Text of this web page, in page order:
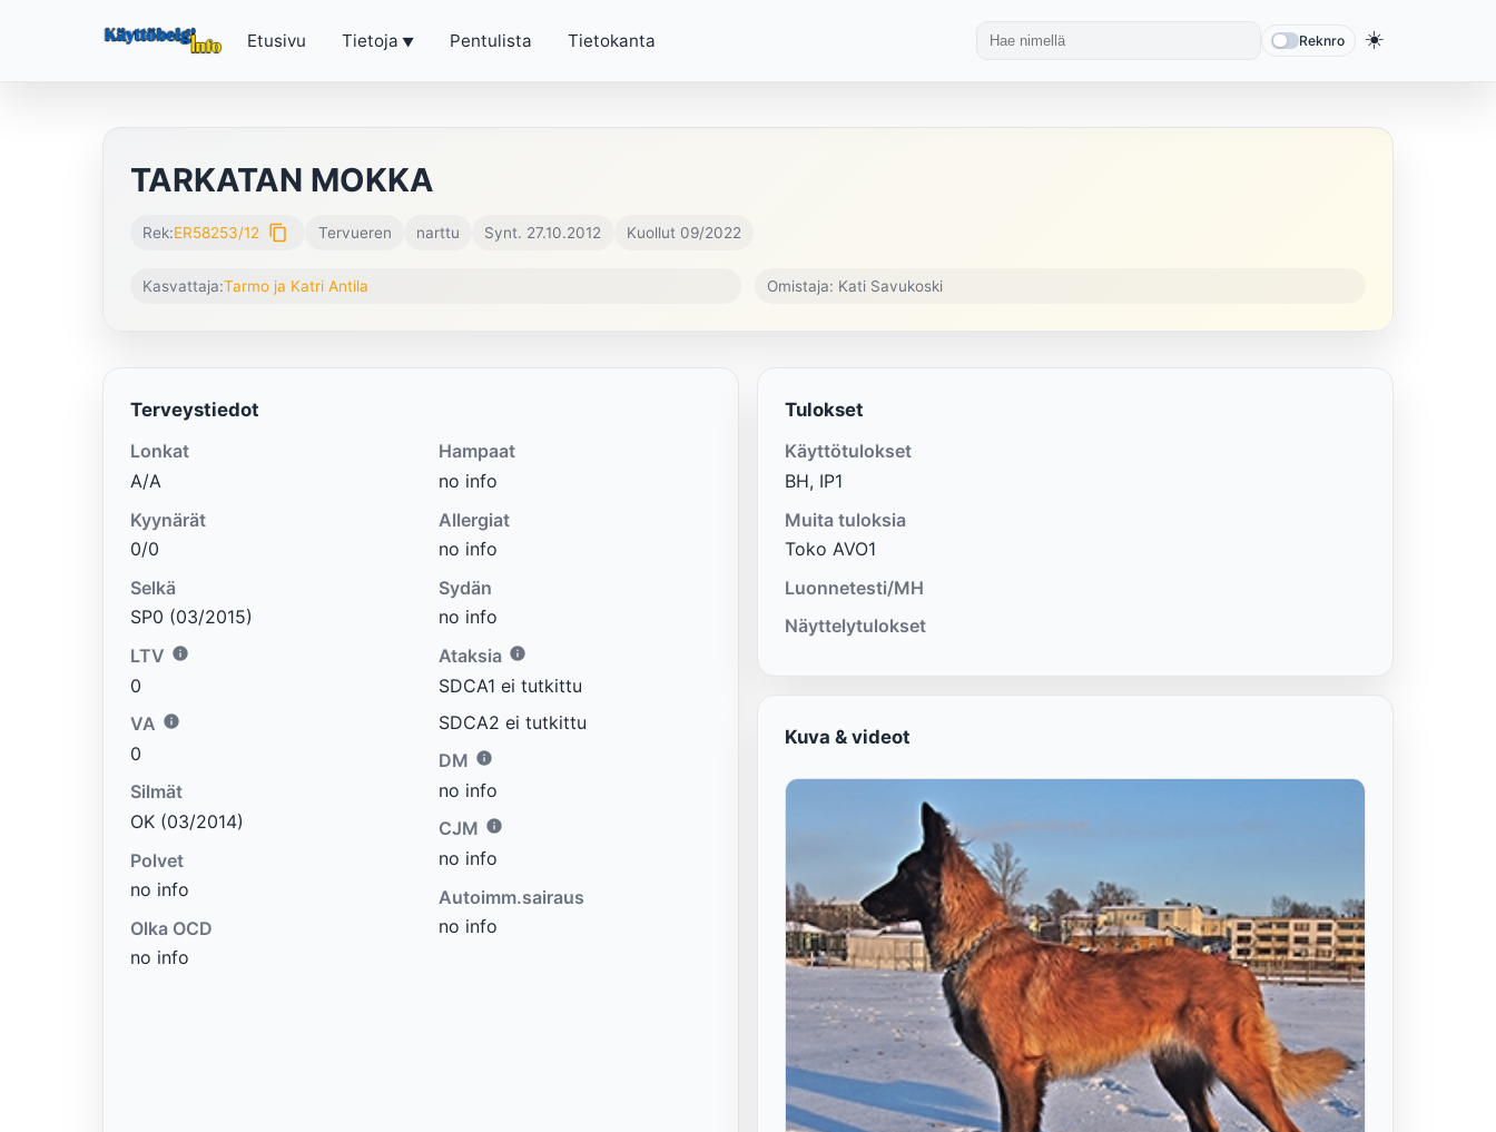
Etusivu Tietoja Pentulista Tietokanta Reknro ☀️
TARKATAN MOKKA
Rek:ER58253/12 content_copy Tervueren narttu Synt. 27.10.2012 Kuollut 09/2022
Kasvattaja:Tarmo ja Katri Antila Omistaja: Kati Savukoski
Terveystiedot
Lonkat
A/A
Kyynärät
0/0
Selkä
SP0 (03/2015)
LTV
0
VA
0
Silmät
OK (03/2014)
Polvet
no info
Olka OCD
no info
Hampaat
no info
Allergiat
no info
Sydän
no info
Ataksia
SDCA1 ei tutkittu
SDCA2 ei tutkittu
DM
no info
CJM
no info
Autoimm.sairaus
no info
Tulokset
Käyttötulokset
BH, IP1
Muita tuloksia
Toko AVO1
Luonnetesti/MH
Näyttelytulokset
Kuva & videot